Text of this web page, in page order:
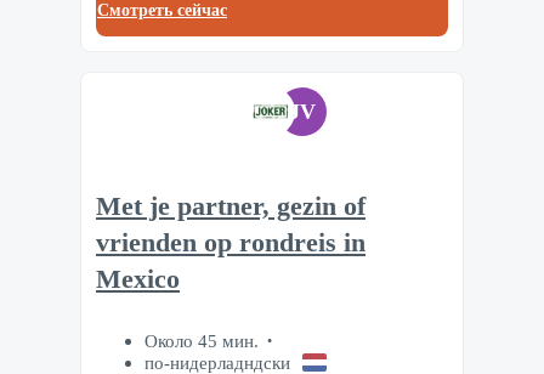
Смотреть сейчас
JV
Met je partner, gezin of
vrienden op rondreis in
Mexico
Около 45 мин.
по-нидерладндски